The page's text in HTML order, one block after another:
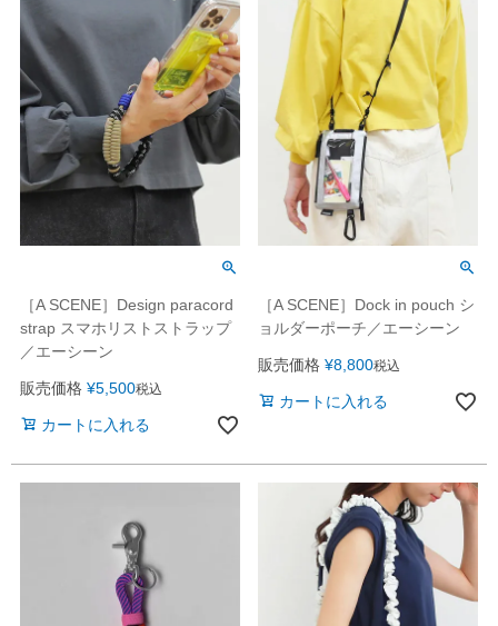
［A SCENE］Design paracord
strap スマホリストストラップ
／エーシーン
販売価格 ¥5,500税込
カートに入れる
［A SCENE］Dock in pouch シ
ョルダーポーチ／エーシーン
販売価格 ¥8,800税込
カートに入れる